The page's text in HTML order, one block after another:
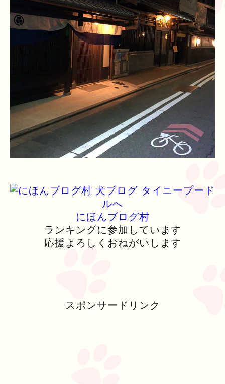
にほんブログ村
ランキングに参加しています
応援よろしくおねがいします
スポンサードリンク